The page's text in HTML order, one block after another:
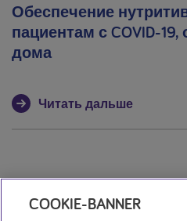
Обеспечение
пациентам с COVID-
дома
Читать дальше
COOKIE-BANNER